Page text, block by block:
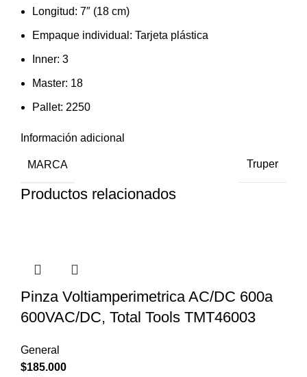
Longitud: 7″ (18 cm)
Empaque individual: Tarjeta plástica
Inner: 3
Master: 18
Pallet: 2250
Información adicional
MARCA Truper
Productos relacionados
Pinza Voltiamperimetrica AC/DC 600a
600VAC/DC, Total Tools TMT46003
General
$185.000